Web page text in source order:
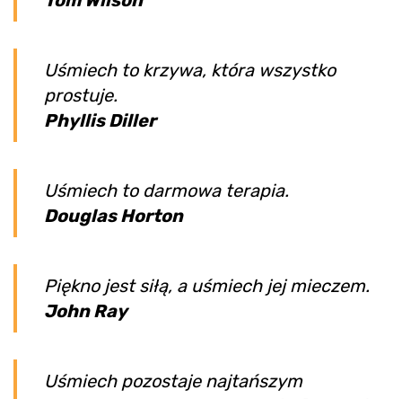
Uśmiech to krzywa, która wszystko
prostuje.
Phyllis Diller
Uśmiech to darmowa terapia.
Douglas Horton
Piękno jest siłą, a uśmiech jej mieczem.
John Ray
Uśmiech pozostaje najtańszym